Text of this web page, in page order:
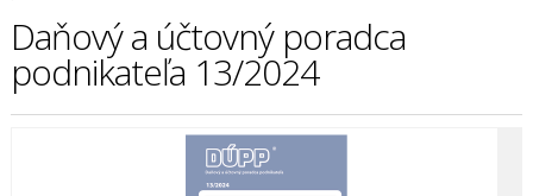
Daňový a účtovný poradca
podnikateľa 13/2024